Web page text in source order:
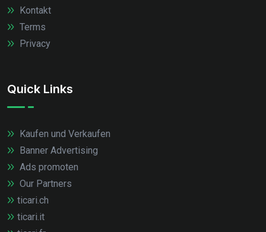
Kontakt
Terms
Privacy
Quick Links
Kaufen und Verkaufen
Banner Advertising
Ads promoten
Our Partners
ticari.ch
ticari.it